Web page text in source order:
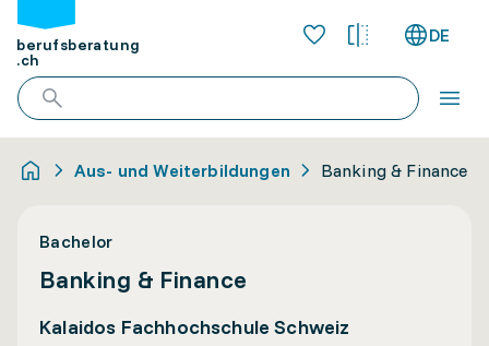
berufsberatung
.ch
DE
Aus- und Weiterbildungen Banking & Finance
Bachelor
Banking & Finance
Kalaidos Fachhochschule Schweiz